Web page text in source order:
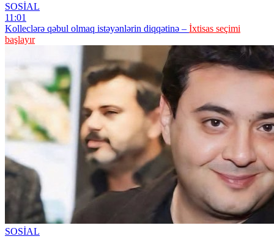
SOSİAL
11:01
Kolleclərə qəbul olmaq istəyənlərin diqqətinə – İxtisas seçimi
başlayır
SOSİAL